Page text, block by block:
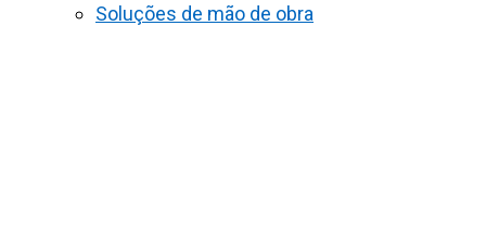
Soluções de mão de obra